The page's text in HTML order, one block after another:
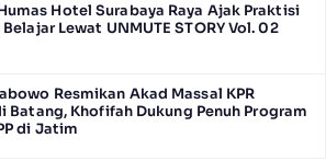
Hotel Surabaya Raya Ajak Praktisi
Lewat UNMUTE STORY Vol. 02
Resmikan Akad Massal KPR
Batang, Khofifah Dukung Penuh Program
di Jatim